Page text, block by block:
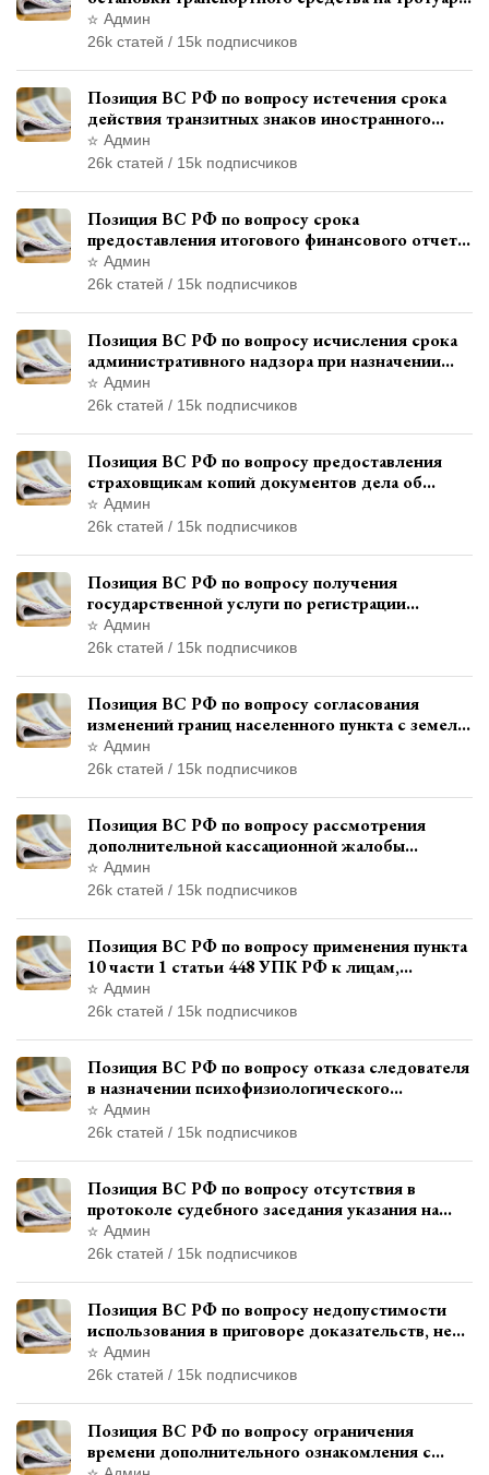
и квалификации административного
правонарушения
Админ
26k статей / 15k подписчиков
Позиция ВС РФ по вопросу истечения срока
действия транзитных знаков иностранного
государства и отсутствия состава
административного правонарушения
Админ
26k статей / 15k подписчиков
Позиция ВС РФ по вопросу срока
предоставления итогового финансового отчета
кандидатом в соответствии с
законодательством о выборах
Админ
26k статей / 15k подписчиков
Позиция ВС РФ по вопросу исчисления срока
административного надзора при назначении
дополнительного наказания, отличного от
ограничения свободы
Админ
26k статей / 15k подписчиков
Позиция ВС РФ по вопросу предоставления
страховщикам копий документов дела об
административном правонарушении для
автотехнической экспертизы
Админ
26k статей / 15k подписчиков
Позиция ВС РФ по вопросу получения
государственной услуги по регистрации
транспортного средства через представителя
Админ
26k статей / 15k подписчиков
Позиция ВС РФ по вопросу согласования
изменений границ населенного пункта с земель
лесного фонда
Админ
26k статей / 15k подписчиков
Позиция ВС РФ по вопросу рассмотрения
дополнительной кассационной жалобы
адвоката в кассационной инстанции
Админ
26k статей / 15k подписчиков
Позиция ВС РФ по вопросу применения пункта
10 части 1 статьи 448 УПК РФ к лицам,
уволенным из следственных органов
Админ
26k статей / 15k подписчиков
Позиция ВС РФ по вопросу отказа следователя
в назначении психофизиологического
исследования показаний обвиняемой с
использованием полиграфа
Админ
26k статей / 15k подписчиков
Позиция ВС РФ по вопросу отсутствия в
протоколе судебного заседания указания на
возможность выступления в прениях сторон
при наличии аудиозаписи
Админ
26k статей / 15k подписчиков
Позиция ВС РФ по вопросу недопустимости
использования в приговоре доказательств, не
исследованных в судебном заседании
Админ
26k статей / 15k подписчиков
Позиция ВС РФ по вопросу ограничения
времени дополнительного ознакомления с